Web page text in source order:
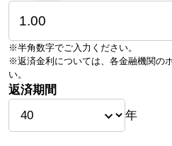
※半角数字でご入力ください。
※返済金利については、各金融機関の
い。
返済期間
年